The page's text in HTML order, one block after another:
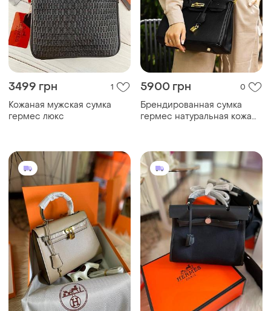
3499 грн 1
Кожаная мужская сумка
гермес люкс
5900 грн 0
Брендированная сумка
гермес натуральная кожа